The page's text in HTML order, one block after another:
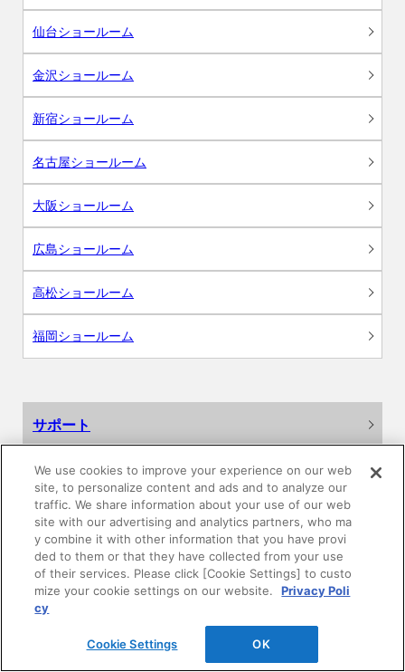
仙台ショールーム
金沢ショールーム
新宿ショールーム
名古屋ショールーム
大阪ショールーム
広島ショールーム
高松ショールーム
福岡ショールーム
サポート
よくあるご質問
カタログ閲覧・資料請求
各種データダウンロード
WEB見積・各種シミュレーション
交換用部品の購入
We use cookies to improve your experience on our web
site, to personalize content and ads and to analyze our
traffic. We share information about your use of our web
site with our advertising and analytics partners, who ma
y combine it with other information that you have provi
ded to them or that they have collected from your use
of their services. Please click [Cookie Settings] to custo
mize your cookie settings on our website.
Privacy Poli
cy
Cookie Settings OK